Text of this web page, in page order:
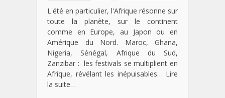
L'été en particulier, l'Afrique résonne sur
toute la planète, sur le continent
comme en Europe, au Japon ou en
Amérique du Nord. Maroc, Ghana,
Nigeria, Sénégal, Afrique du Sud,
Zanzibar : les festivals se multiplient en
Afrique, révélant les inépuisables… Lire
la suite…